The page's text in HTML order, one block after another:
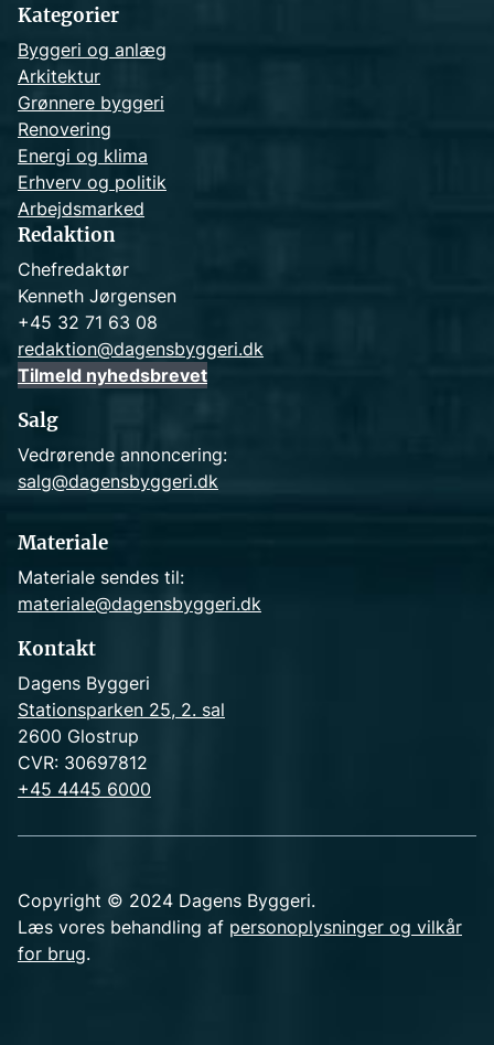
Kategorier
Byggeri og anlæg
Arkitektur
Grønnere byggeri
Renovering
Energi og klima
Erhverv og politik
Arbejdsmarked
Redaktion
Chefredaktør
Kenneth Jørgensen
+45 32 71 63 08
redaktion@dagensbyggeri.dk
Tilmeld nyhedsbrevet
Salg
Vedrørende annoncering:
salg@dagensbyggeri.dk
Materiale
Materiale sendes til:
materiale@dagensbyggeri.dk
Kontakt
Dagens Byggeri
Stationsparken 25, 2. sal
2600 Glostrup
CVR: 30697812
+45 4445 6000
Copyright © 2024 Dagens Byggeri.
Læs vores behandling af personoplysninger og vilkår
for brug.